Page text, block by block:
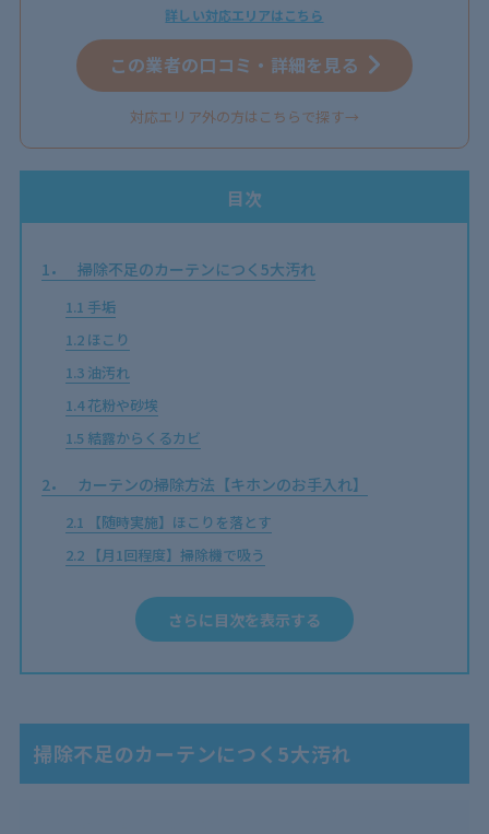
詳しい対応エリアはこちら
この業者の口コミ・詳細を見る
対応エリア外の方はこちらで探す→
目次
1 掃除不足のカーテンにつく5大汚れ
1.1 手垢
1.2ほこり
1.3油汚れ
1.4花粉や砂埃
1.5結露からくるカビ
2 カーテンの掃除方法【キホンのお手入れ】
2.1
【随時実施】ほこりを落とす
2.2【月1回程度】掃除機で吸う
カーテン掃除必須！しつこいカビの落とし方
4
カーテン掃除の際に取り組むべき！防カビ対策【カビ
4.2結露をこまめに拭き取る
さらに目次を表示する
掃除不足のカーテンにつく5大汚れ